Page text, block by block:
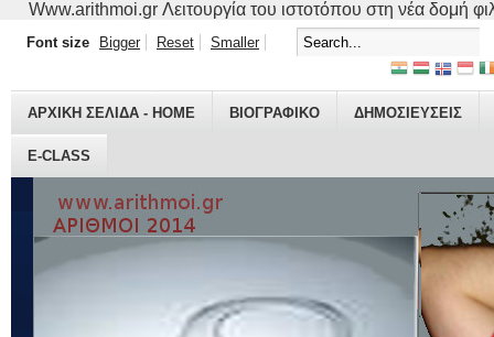
Www.arithmoi.gr Λειτουργία του ιστοτόπου στη νέα δομή
ΑΡΧΙΚΗ ΣΕΛΙΔΑ - HOME ΒΙΟΓΡΑΦΙΚO ΔΗΜΟΣΙΕΥΣΕΙΣ
E-CLASS
Font size Bigger Reset Smaller